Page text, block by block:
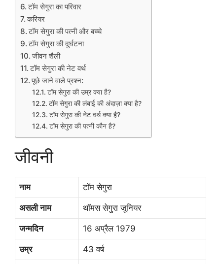
टॉम सेगुरा का परिवार
करियर
टॉम सेगुरा की पत्नी और बच्चे
टॉम सेगुरा की दुर्घटना
जीवन शैली
टॉम सेगुरा की नेट वर्थ
पूछे जाने वाले प्रश्न:
टॉम सेगुरा की उम्र क्या है?
टॉम सेगुरा की लंबाई की अंदाज़ा क्या है?
टॉम सेगुरा की नेट वर्थ क्या है?
टॉम सेगुरा की पत्नी कौन है?
जीवनी
नाम टॉम सेगुरा
असली नाम थॉमस सेगुरा जूनियर
जन्मदिन 16 अप्रैल 1979
उम्र 43 वर्ष